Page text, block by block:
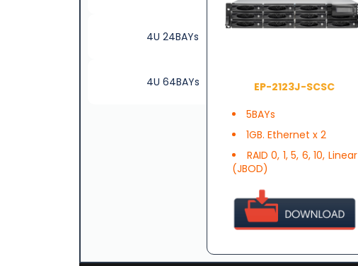
4U 24BAYs
4U 64BAYs
EP-2123J-SCSC
5BAYs
1GB. Ethernet x 2
RAID 0, 1, 5, 6, 10, Linear
(JBOD)